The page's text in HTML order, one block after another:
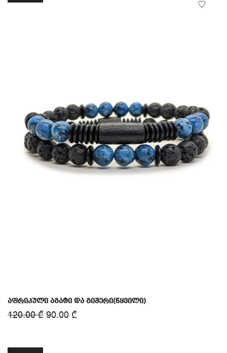
აფრიკული აგატი და გიშერი(წყვილი)
120.00₾ 90.00 ₾